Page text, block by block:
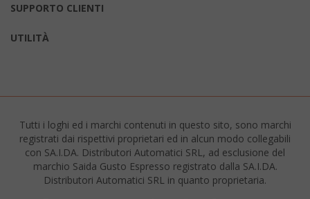
SUPPORTO CLIENTI
UTILITÀ
Tutti i loghi ed i marchi contenuti in questo sito, sono marchi
registrati dai rispettivi proprietari ed in alcun modo collegabili
con SA.I.DA. Distributori Automatici SRL, ad esclusione del
marchio Saida Gusto Espresso registrato dalla SA.I.DA.
Distributori Automatici SRL in quanto proprietaria.
CrossDomainCookieScriptConsent_105
recently_compared_product